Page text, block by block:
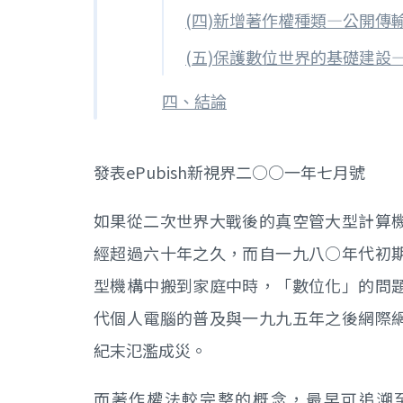
(四)新增著作權種類—公開傳
(五)保護數位世界的基礎建設
四、結論
發表ePubish新視界二○○一年七月號
如果從二次世界大戰後的真空管大型計算
經超過六十年之久，而自一九八○年代初
型機構中搬到家庭中時，「數位化」的
代個人電腦的普及與一九九五年之後網際
紀末氾濫成災。